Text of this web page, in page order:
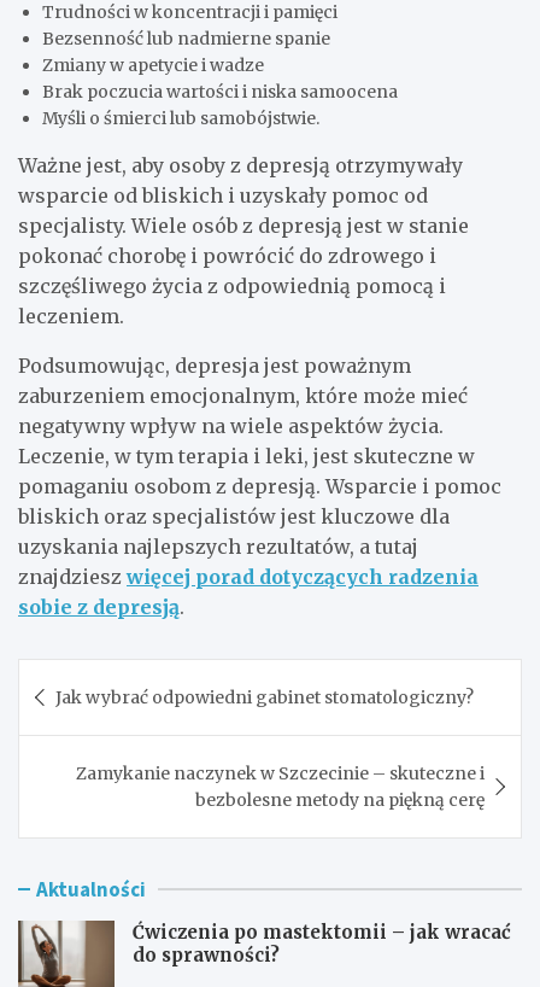
Trudności w koncentracji i pamięci
Bezsenność lub nadmierne spanie
Zmiany w apetycie i wadze
Brak poczucia wartości i niska samoocena
Myśli o śmierci lub samobójstwie.
Ważne jest, aby osoby z depresją otrzymywały
wsparcie od bliskich i uzyskały pomoc od
specjalisty. Wiele osób z depresją jest w stanie
pokonać chorobę i powrócić do zdrowego i
szczęśliwego życia z odpowiednią pomocą i
leczeniem.
Podsumowując, depresja jest poważnym
zaburzeniem emocjonalnym, które może mieć
negatywny wpływ na wiele aspektów życia.
Leczenie, w tym terapia i leki, jest skuteczne w
pomaganiu osobom z depresją. Wsparcie i pomoc
bliskich oraz specjalistów jest kluczowe dla
uzyskania najlepszych rezultatów, a tutaj
znajdzieszwięcej porad dotyczących radzenia
sobie z depresją.
wpisu
Jak wybrać odpowiedni gabinet stomatologiczny?
Zamykanie naczynek w Szczecinie – skuteczne i
bezbolesne metody na piękną cerę
Aktualności
Ćwiczenia po mastektomii – jak wracać
do sprawności?